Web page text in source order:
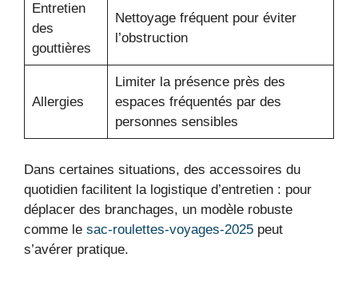
Entretien
des
gouttières
Nettoyage fréquent pour éviter
l’obstruction
Allergies
Limiter la présence près des
espaces fréquentés par des
personnes sensibles
Dans certaines situations, des accessoires du
quotidien facilitent la logistique d’entretien : pour
déplacer des branchages, un modèle robuste
comme le sac-roulettes-voyages-2025 peut
s’avérer pratique.